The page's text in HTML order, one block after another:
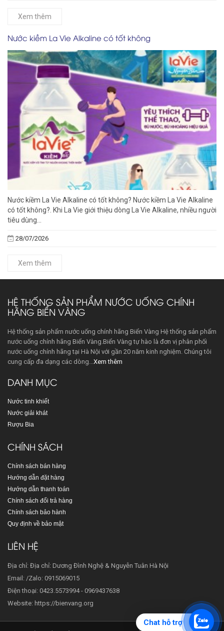
Xem thêm
Nước kiềm La Vie Alkaline có tốt không
Nước kiềm La Vie Alkaline có tốt không? Nước kiềm La Vie Alkaline
có tốt không?. Khi La Vie giới thiệu dòng La Vie Alkaline, nhiều người
tiêu dùng...
28/07/2026
Xem thêm
HỆ THỐNG SẢN PHẨM NƯỚC UỐNG CHÍNH
HÃNG BIỂN VÀNG
Hệ thống sản phẩm nước uống chính hãng Biển Vàng Hệ thống sản phẩm
nước uống chính hãng Biển Vàng.Biển Vàng tự hào là đơn vị phân phối
nước uống chính hãng tại Hà Nội với gần 20 năm kinh nghiệm. Chúng tôi
cung cấp đa dạng các dòng... Xem thêm
DANH MỤC
Nước tinh khiết
Nước giải khát
Rượu Bia
CHÍNH SÁCH
Chính sách bán hàng
Hướng dẫn đặt hàng
Hướng dẫn thanh toán
Chính sách đổi trả hàng
Chính sách bảo hành
Quy định về bảo mật
LIÊN HỆ
Địa chỉ: Địa chỉ: Dương Đình Nghệ & Nguyễn Tuân Hà Nội
Email: /Zalo: 0915069015
Điện thoại: 0423.5573994 - 0969437638
Website: https://bienvang.org
Chat hỗ trợ